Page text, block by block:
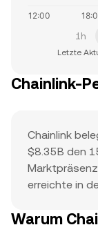
1h
Letzte
Chainlink-
Chainlink
$8.35B den
erreichte in
Allzeithoch
Warum